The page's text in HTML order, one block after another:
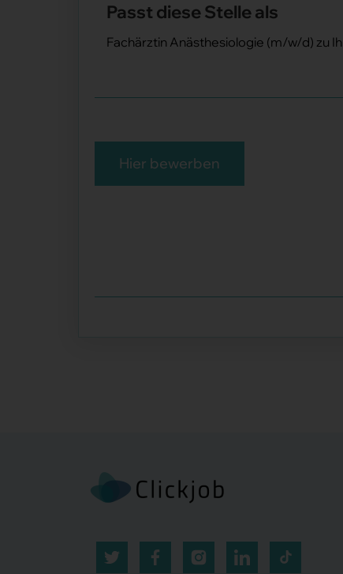
Passt diese Stelle als
Fachärztin Anästhesiologie (m/w/d) zu
Hier bewerben